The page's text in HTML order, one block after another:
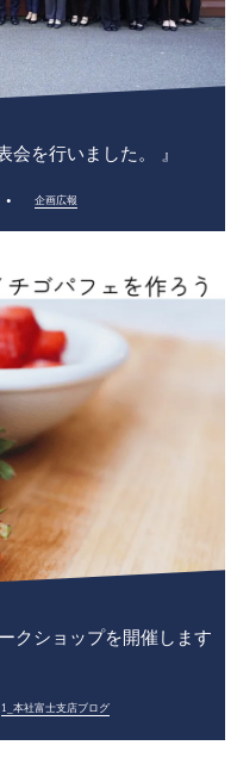
会を行いました。 』
企画広報
クショップを開催します
1_本社富士支店ブログ